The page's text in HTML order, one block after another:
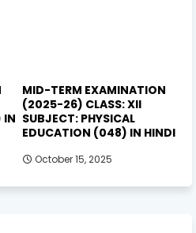
IN
MID-TERM EXAMINATION
(2025-26) CLASS: XII
SUBJECT: PHYSICAL
EDUCATION (048) IN HINDI
October 15, 2025